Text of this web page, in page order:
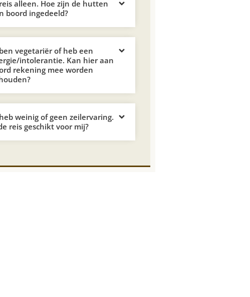
alleen. Hoe zijn de hutten
boord ingedeeld?
vegetariër of heb een
intolerantie. Kan hier aan
rekening mee worden
weinig of geen zeilervaring.
reis geschikt voor mij?